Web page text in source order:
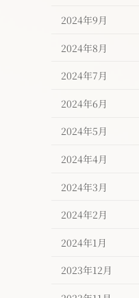
2024年9月
2024年8月
2024年7月
2024年6月
2024年5月
2024年4月
2024年3月
2024年2月
2024年1月
2023年12月